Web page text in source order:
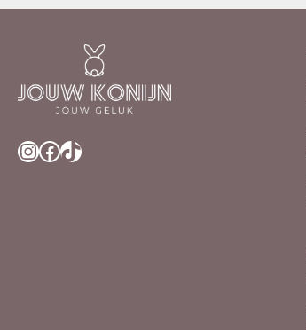
InstagramFacebook TikTok